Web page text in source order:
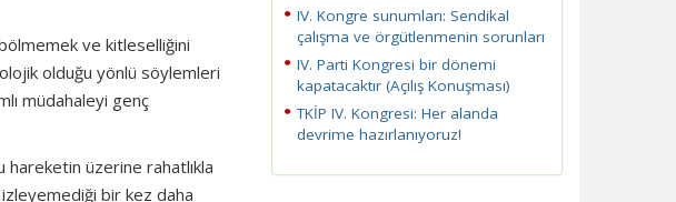
ve kitleselliğini
olduğu yönlü söylemleri
müdahaleyi genç
hareketin üzerine rahatlıkla
izleyemediği bir kez daha
IV. Kongre sunumları: Sendikal
çalışma ve örgütlenmenin sorunları
IV. Parti Kongresi bir dönemi
kapatacaktır (Açılış Konuşması)
TKİP IV. Kongresi: Her alanda
devrime hazırlanıyoruz!